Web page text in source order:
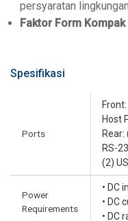
persyaratan
Faktor Form Kompak
Spesifikasi
Ports
Host
Rear:
RS-
(2)
Power
Requirements
• DC
• DC
• DC